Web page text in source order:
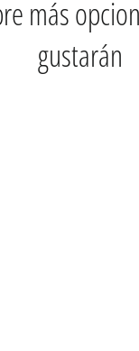
más
gustarán